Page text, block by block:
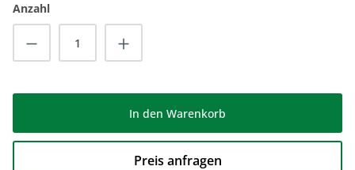
Anzahl
Produkt Anzahl: Gib den gewünschten
In den Warenkorb
Preis anfragen